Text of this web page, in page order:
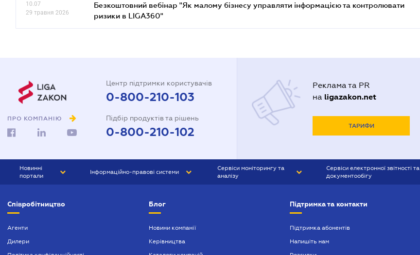
10.07
29 травня 2026
Безкоштовний вебінар "Як малому бізнесу управляти інформацією та контролювати
ризики в LIGA360"
ПРО КОМПАНІЮ
Центр підтримки користувачів
0-800-210-103
Підбір продуктів та рішень
0-800-210-102
Реклама та PR
на ligazakon.net
ТАРИФИ
Новинні
портали
БІЗНЕС
Інформаційно-правові системи
БУХГАЛТЕР ПРОФ
Сервіси моніторингу та
аналізу
Сервіси електронної звітності та
документообігу
Співробітництво
Агенти
Дилери
Блог
Новини компанії
Керівництва
Підтримка та контакти
Підтримка абонентів
Напишіть нам